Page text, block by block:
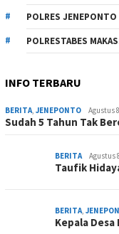
POLRES JENEPONTO
POLRESTABES
INFO TERBARU
BERITA, JENEPONTO Agustus
Sudah 5 Tahun Tak
BERITA Agustus
Taufik
BERITA,
Kepala